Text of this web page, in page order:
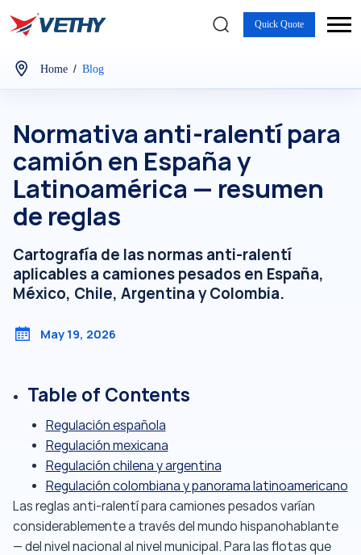
Quick Quote
Home / Blog
Normativa anti-ralentí para
camión en España y
Latinoamérica — resumen
de reglas
Cartografía de las normas anti-ralentí
aplicables a camiones pesados en España,
México, Chile, Argentina y Colombia.
May 19, 2026
Table of Contents
Regulación española
Regulación mexicana
Regulación chilena y argentina
Regulación colombiana y panorama latinoamericano
Las reglas anti-ralentí para camiones pesados varían
considerablemente a través del mundo hispanohablante
— del nivel nacional al nivel municipal. Para las flotas que